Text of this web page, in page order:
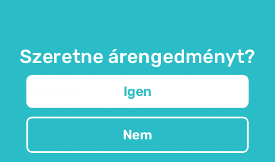
A kakukkfű támogatja aszáj és a torok
Ezenkívül a kakukkfűantibakteriális hatású,az
eukaliptusz pedig támogatja a légzőrendszer normál
működését, mivel nyugtatja a torkot és a garatot.
Szeretne árengedményt?
Igen
Nem